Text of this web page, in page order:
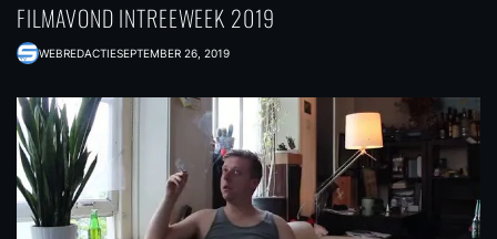
FILMAVOND INTREEWEEK 2019
WEBREDACTIESEPTEMBER 26, 2019